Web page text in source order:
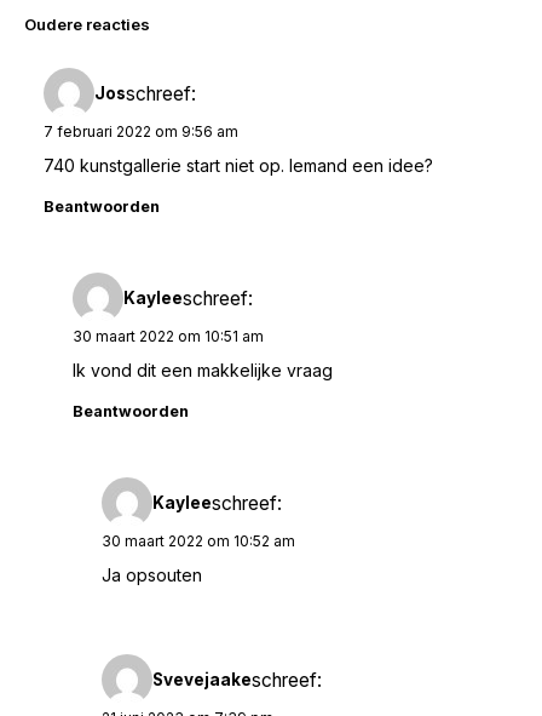
Reacties
navigatie
Oudere reacties
Josschreef:
7 februari 2022 om 9:56 am
740 kunstgallerie start niet op. Iemand een idee?
Beantwoorden
Kayleeschreef:
30 maart 2022 om 10:51 am
Ik vond dit een makkelijke vraag
Beantwoorden
Kayleeschreef:
30 maart 2022 om 10:52 am
Ja opsouten
Svevejaakeschreef: